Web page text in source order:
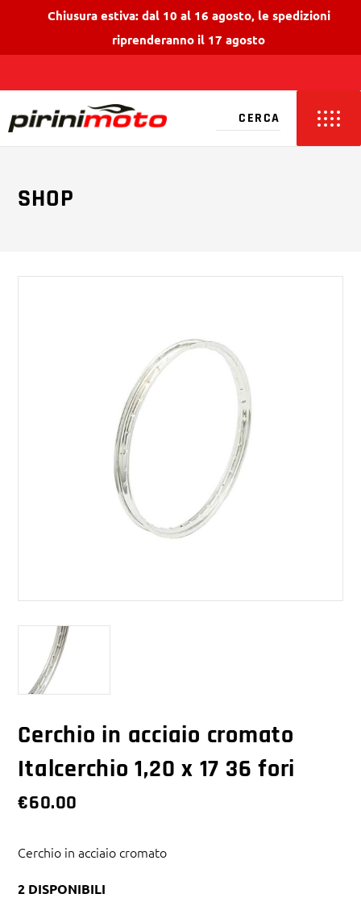
Chiusura estiva: dal 10 al 16 agosto, le spedizioni
riprenderanno il 17 agosto
SHOP
Cerchio in acciaio cromato
Italcerchio 1,20 x 17 36 fori
€60.00
Cerchio in acciaio cromato
2 DISPONIBILI